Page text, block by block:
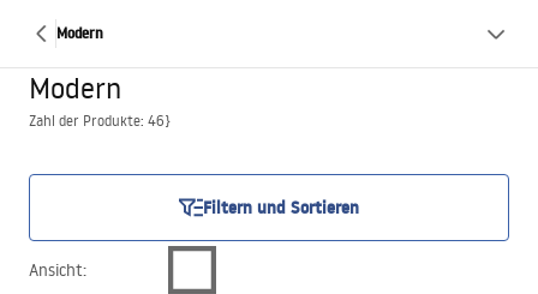
Modern
Modern
Zahl der Produkte: 46}
Filtern und Sortieren
Ansicht: